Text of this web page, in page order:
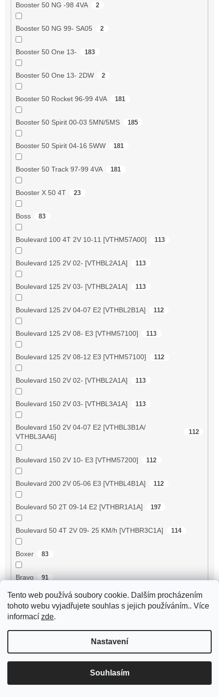
Tento web používá soubory cookie. Dalším procházením
tohoto webu vyjadřujete souhlas s jejich používáním.. Více
informací zde.
Nastavení
Souhlasím
Booster 50 NG -98 4VA 2
Booster 50 NG 99- SA05 2
Booster 50 One 13- 183
Booster 50 One 13- 2DW 2
Booster 50 Rocket 96-99 4VA 181
Booster 50 Spirit 00-03 5MN/5MS 185
Booster 50 Spirit 04-16 5WW 181
Booster 50 Track 97-99 4VA 181
Booster X 50 4T 23
Boss 83
Boulevard 100 4T 2V 10-11 [VTHM57A00] 113
Boulevard 125 2V 02- [VTHBL2A1A] 113
Boulevard 125 2V 03- [VTHBL2A1A] 113
Boulevard 125 2V 04-07 E2 [VTHBL2B1A] 112
Boulevard 125 2V 08- E3 [VTHM57100] 113
Boulevard 125 2V 08-12 E3 [VTHM57100] 112
Boulevard 150 2V 02- [VTHBL2A1A] 113
Boulevard 150 2V 03- [VTHBL3A1A] 113
Boulevard 150 2V 04-07 E2 [VTHBL3B1A/
VTHBL3AA6]
112
Boulevard 150 2V 10- E3 [VTHM57200] 112
Boulevard 200 2V 05-06 E3 [VTHBL4B1A] 112
Boulevard 50 2T 09-14 E2 [VTHBR1A1A] 197
Boulevard 50 4T 2V 09- 25 KM/h [VTHBR3C1A] 114
Boxer 83
Bravo 91
Breeze 125 ZN125T-D 89
72